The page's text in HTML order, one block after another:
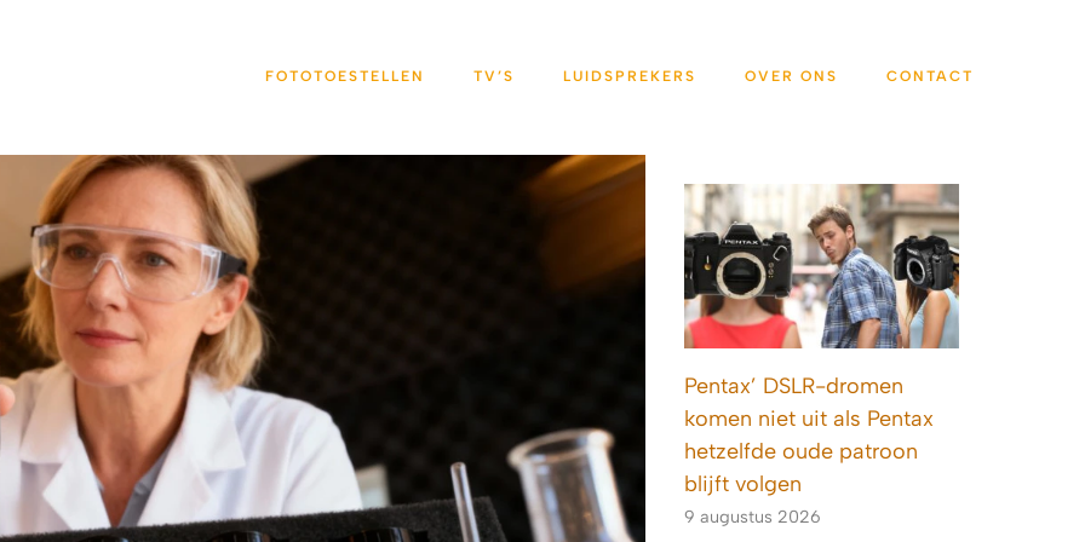
FOTOTOESTELLEN TV’S LUIDSPREKERS OVER ONS CONTACT
Pentax’ DSLR-dromen
komen niet uit als Pentax
hetzelfde oude patroon
blijft volgen
9 augustus 2026